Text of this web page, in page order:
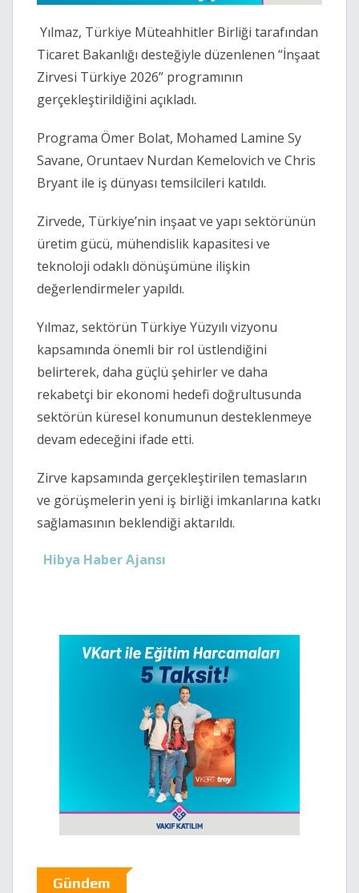
Yılmaz, Türkiye Müteahhitler Birliği tarafından
Ticaret Bakanlığı desteğiyle düzenlenen “İnşaat
Zirvesi Türkiye 2026” programının
gerçekleştirildiğini açıkladı.
Programa Ömer Bolat, Mohamed Lamine Sy
Savane, Oruntaev Nurdan Kemelovich ve Chris
Bryant ile iş dünyası temsilcileri katıldı.
Zirvede, Türkiye’nin inşaat ve yapı sektörünün
üretim gücü, mühendislik kapasitesi ve
teknoloji odaklı dönüşümüne ilişkin
değerlendirmeler yapıldı.
Yılmaz, sektörün Türkiye Yüzyılı vizyonu
kapsamında önemli bir rol üstlendiğini
belirterek, daha güçlü şehirler ve daha
rekabetçi bir ekonomi hedefi doğrultusunda
sektörün küresel konumunun desteklenmeye
devam edeceğini ifade etti.
Zirve kapsamında gerçekleştirilen temasların
ve görüşmelerin yeni iş birliği imkanlarına katkı
sağlamasının beklendiği aktarıldı.
Hibya Haber Ajansı
Gündem